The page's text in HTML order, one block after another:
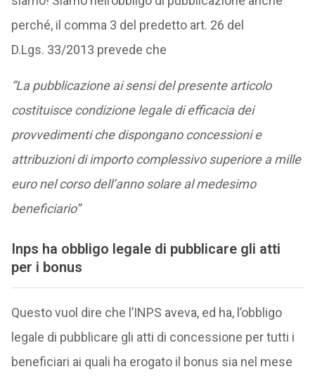
perché, il comma 3 del predetto art. 26 del
D.Lgs. 33/2013 prevede che
“La pubblicazione ai sensi del presente articolo
costituisce condizione legale di efficacia dei
provvedimenti che dispongano concessioni e
attribuzioni di importo complessivo superiore a mille
euro nel corso dell’anno solare al medesimo
beneficiario”
Inps ha obbligo legale di pubblicare gli atti
per i bonus
Questo vuol dire che l’INPS aveva, ed ha, l’obbligo
legale di pubblicare gli atti di concessione per tutti i
beneficiari ai quali ha erogato il bonus sia nel mese